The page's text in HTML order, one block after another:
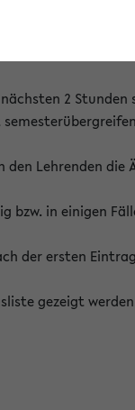
2
den Lehrenden
bzw. in einigen
der ersten
gezeigt